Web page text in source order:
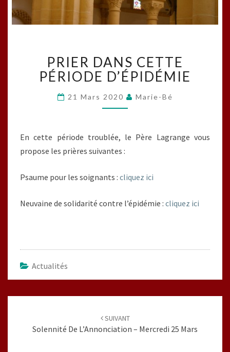
DANS
CETTE
PÉRIODE
D’ÉPIDÉMIE
PRIER DANS CETTE
PÉRIODE D’ÉPIDÉMIE
21 Mars 2020 Marie-Bé
En cette période troublée, le Père Lagrange vous
propose les prières suivantes :
Psaume pour les soignants : cliquez ici
Neuvaine de solidarité contre l’épidémie : cliquez ici
Actualités
SUIVANT
Solennité De L’Annonciation – Mercredi 25 Mars